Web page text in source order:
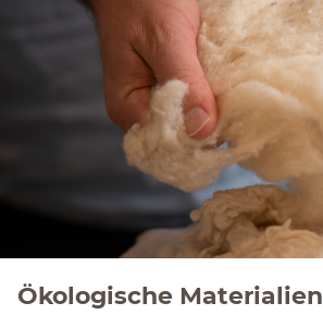
Ökologische Materialien